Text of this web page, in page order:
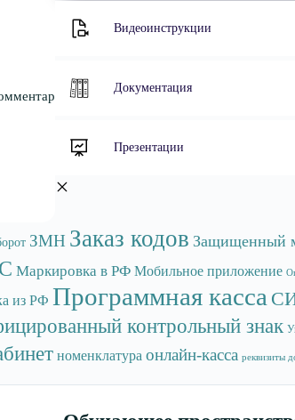
Видеоинструкции
Документация
Презентации
ЗМН Заказ кодов Защищенный
Маркировка в РФ Мобильное приложение
из РФ Программная касса
контрольный знак
номенклатура онлайн-касса реквизиты